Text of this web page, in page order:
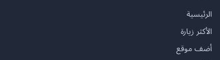
الرئيسية
الأكثر زيارة
أضف موقع